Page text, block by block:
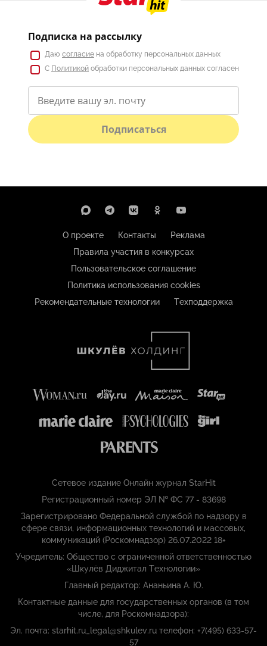
Подписка на рассылку
Даю согласие на обработку персональных данных
С Политикой обработки персональных данных согласен
Подписаться
О проекте Контакты
Реклама
Правила участия в конкурсах
Пользовательское соглашение
Политика использования cookies
Рекомендательные технологии
Техподдержка
Сетевое издание Онлайн журнал StarHit
Регистрационный номер ЭЛ № ФС 77 - 83698
Зарегистрировано Федеральной службой по надзору в
сфере связи, информационных технологий и массовых,
коммуникаций (Роскомнадзор) 26.07.2022 18+
Учредитель: Общество с ограниченной ответственностью
«Шкулёв Диджитал Технологии»
Главный редактор: Ананьина А. Ю.
Контактные данные для государственных органов (в том
числе, для Роскомнадзора):
Эл. почта: starhit.ru_legal@shkulev.ru телефон: +7(495) 633-57-
57